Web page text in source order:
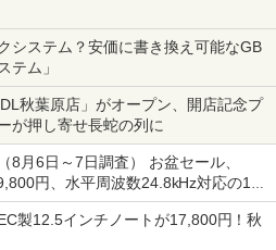
システム？安価に書き換え可能なGB
テム」
秋葉原店」がオープン、開店記念プ
が押し寄せ長蛇の列に
8月6日～7日調査） お盆セール、
円、水平周波数24.8kHz対応の17
指数連動セール ほか
製12.5インチノートが17,800円！秋